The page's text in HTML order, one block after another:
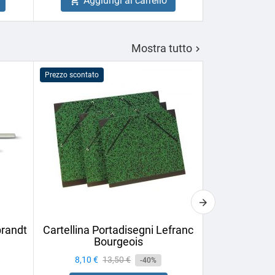
Mostra tutto 
Prezzo scontato
Cartellina Portadisegni Lefranc
Bourgeois
Prezzo
8,10 € Prezzo
base
13,50 € -40%